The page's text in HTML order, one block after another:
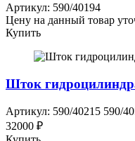
Артикул: 590/40194
Цену на данный товар
Купить
Шток
Артикул: 590/40215 590/
32000 ₽